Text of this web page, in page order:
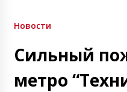
Новости
Сильный
метро